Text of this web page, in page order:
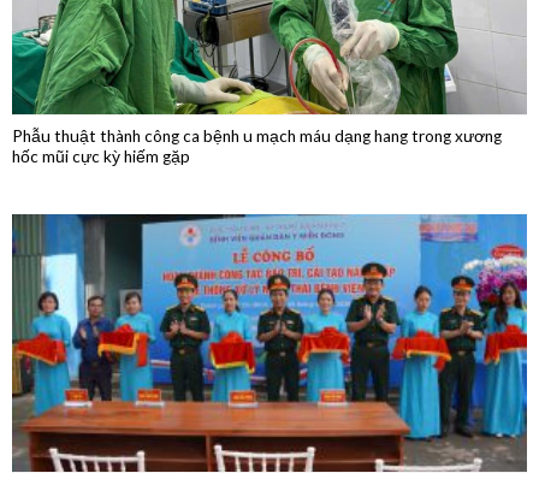
Phẫu thuật thành công ca bệnh u mạch máu dạng hang trong xương
hốc mũi cực kỳ hiếm gặp
Hoàn thành hệ thống xử lý nước thải bệnh viện – Bước tiến xanh vì
cộng đồng
Bệnh viện Quân Dân Y Miền Đông: Hội nghị Sơ kết công tác bệnh viện 6
tháng đầu năm 2026